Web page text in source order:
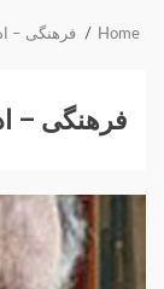
Home فرهنگی –
فرهنگی –